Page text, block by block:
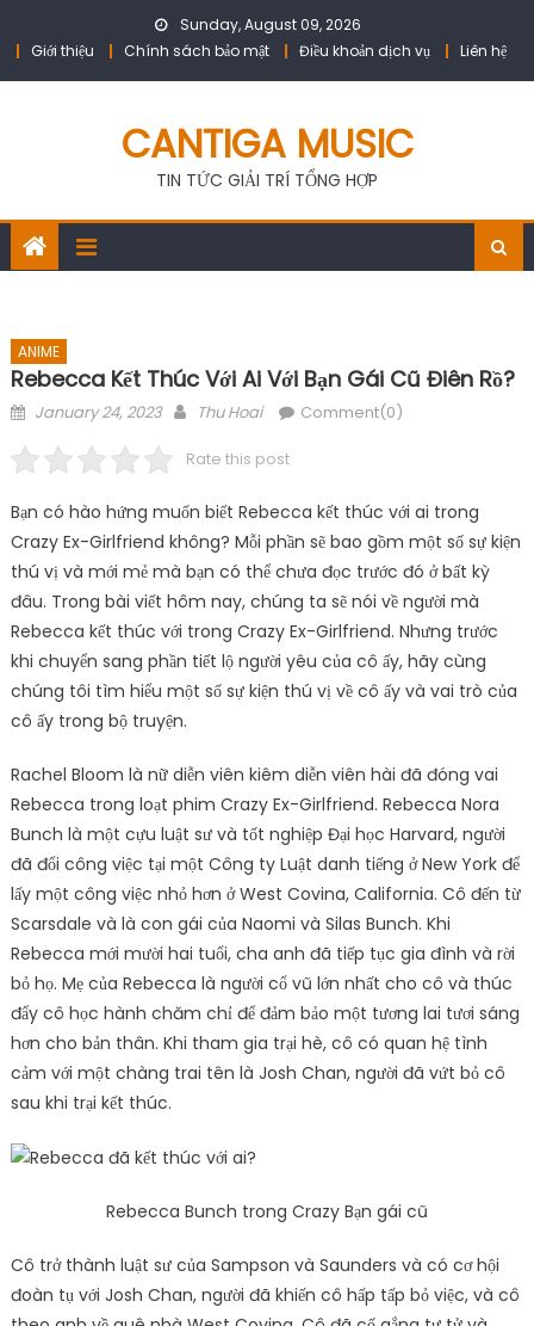
Sunday, August 09, 2026
Giới thiệu
Chính sách bảo mật Điều khoản dịch vụ Liên hệ
CANTIGA MUSIC
TIN TỨC GIẢI TRÍ TỔNG HỢP
ANIME
Rebecca Kết Thúc Với Ai Với Bạn Gái Cũ Điên Rồ?
Posted
January 24, 2023 Author
Thu Hoai Comment(0)
Rate this post
Bạn có hào hứng muốn biết Rebecca kết thúc với ai trong
Crazy Ex-Girlfriend không? Mỗi phần sẽ bao gồm một số sự kiện
thú vị và mới mẻ mà bạn có thể chưa đọc trước đó ở bất kỳ
đâu. Trong bài viết hôm nay, chúng ta sẽ nói về người mà
Rebecca kết thúc với trong Crazy Ex-Girlfriend. Nhưng trước
khi chuyển sang phần tiết lộ người yêu của cô ấy, hãy cùng
chúng tôi tìm hiểu một số sự kiện thú vị về cô ấy và vai trò của
cô ấy trong bộ truyện.
Rachel Bloom là nữ diễn viên kiêm diễn viên hài đã đóng vai
Rebecca trong loạt phim Crazy Ex-Girlfriend. Rebecca Nora
Bunch là một cựu luật sư và tốt nghiệp Đại học Harvard, người
đã đổi công việc tại một Công ty Luật danh tiếng ở New York để
lấy một công việc nhỏ hơn ở West Covina, California. Cô đến từ
Scarsdale và là con gái của Naomi và Silas Bunch. Khi
Rebecca mới mười hai tuổi, cha anh đã tiếp tục gia đình và rời
bỏ họ. Mẹ của Rebecca là người cổ vũ lớn nhất cho cô và thúc
đẩy cô học hành chăm chỉ để đảm bảo một tương lai tươi sáng
hơn cho bản thân. Khi tham gia trại hè, cô có quan hệ tình
cảm với một chàng trai tên là Josh Chan, người đã vứt bỏ cô
sau khi trại kết thúc.
Rebecca Bunch trong Crazy Bạn gái cũ
Cô trở thành luật sư của Sampson và Saunders và có cơ hội
đoàn tụ với Josh Chan, người đã khiến cô hấp tấp bỏ việc, và cô